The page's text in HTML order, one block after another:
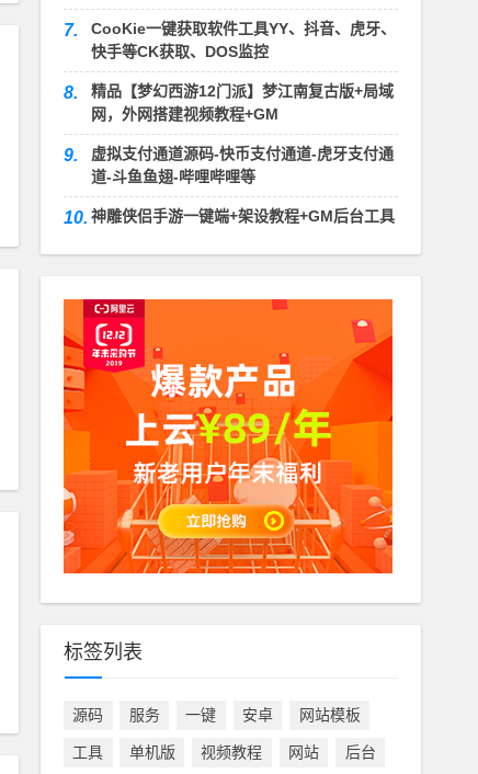
7.
CooKie一键获取软件工具YY、抖音、虎牙、
快手等CK获取、DOS监控
8.
精品【梦幻西游12门派】梦江南复古版+局域
网，外网搭建视频教程+GM
9.
虚拟支付通道源码-快币支付通道-虎牙支付通
道-斗鱼鱼翅-哔哩哔哩等
10. 神雕侠侣手游一键端+架设教程+GM后台工具
标签列表
源码 服务 一键 安卓 网站模板
工具 单机版 视频教程 网站 后台